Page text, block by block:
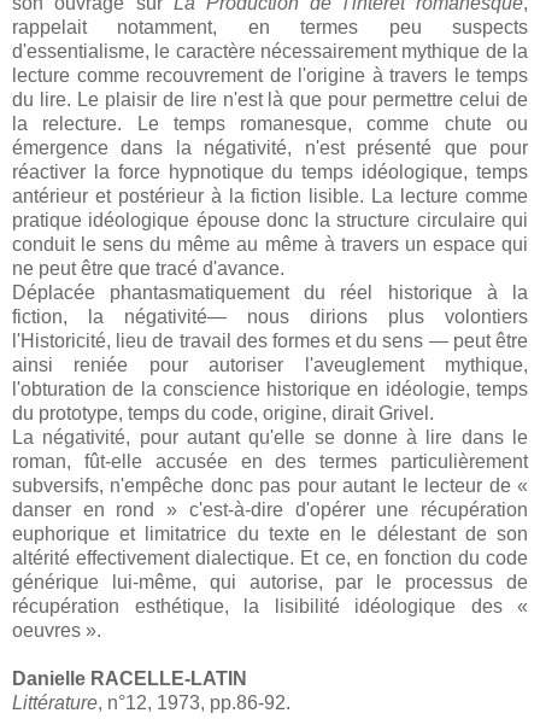
rappelait notamment, en termes peu suspects
d'essentialisme, le caractère nécessairement mythique de la
lecture comme recouvrement de l'origine à travers le temps
du lire. Le plaisir de lire n'est là que pour permettre celui de
la relecture. Le temps romanesque, comme chute ou
émergence dans la négativité, n'est présenté que pour
réactiver la force hypnotique du temps idéologique, temps
antérieur et postérieur à la fiction lisible. La lecture comme
pratique idéologique épouse donc la structure circulaire qui
conduit le sens du même au même à travers un espace qui
ne peut être que tracé d'avance.
Déplacée phantasmatiquement du réel historique à la
fiction, la négativité— nous dirions plus volontiers
l'Historicité, lieu de travail des formes et du sens — peut être
ainsi reniée pour autoriser l'aveuglement mythique,
l'obturation de la conscience historique en idéologie, temps
du prototype, temps du code, origine, dirait Grivel.
La négativité, pour autant qu'elle se donne à lire dans le
roman, fût-elle accusée en des termes particulièrement
subversifs, n'empêche donc pas pour autant le lecteur de «
danser en rond » c'est-à-dire d'opérer une récupération
euphorique et limitatrice du texte en le délestant de son
altérité effectivement dialectique. Et ce, en fonction du code
générique lui-même, qui autorise, par le processus de
récupération esthétique, la lisibilité idéologique des «
oeuvres ».
Danielle RACELLE-LATIN
Littérature, n°12, 1973, pp.86-92.